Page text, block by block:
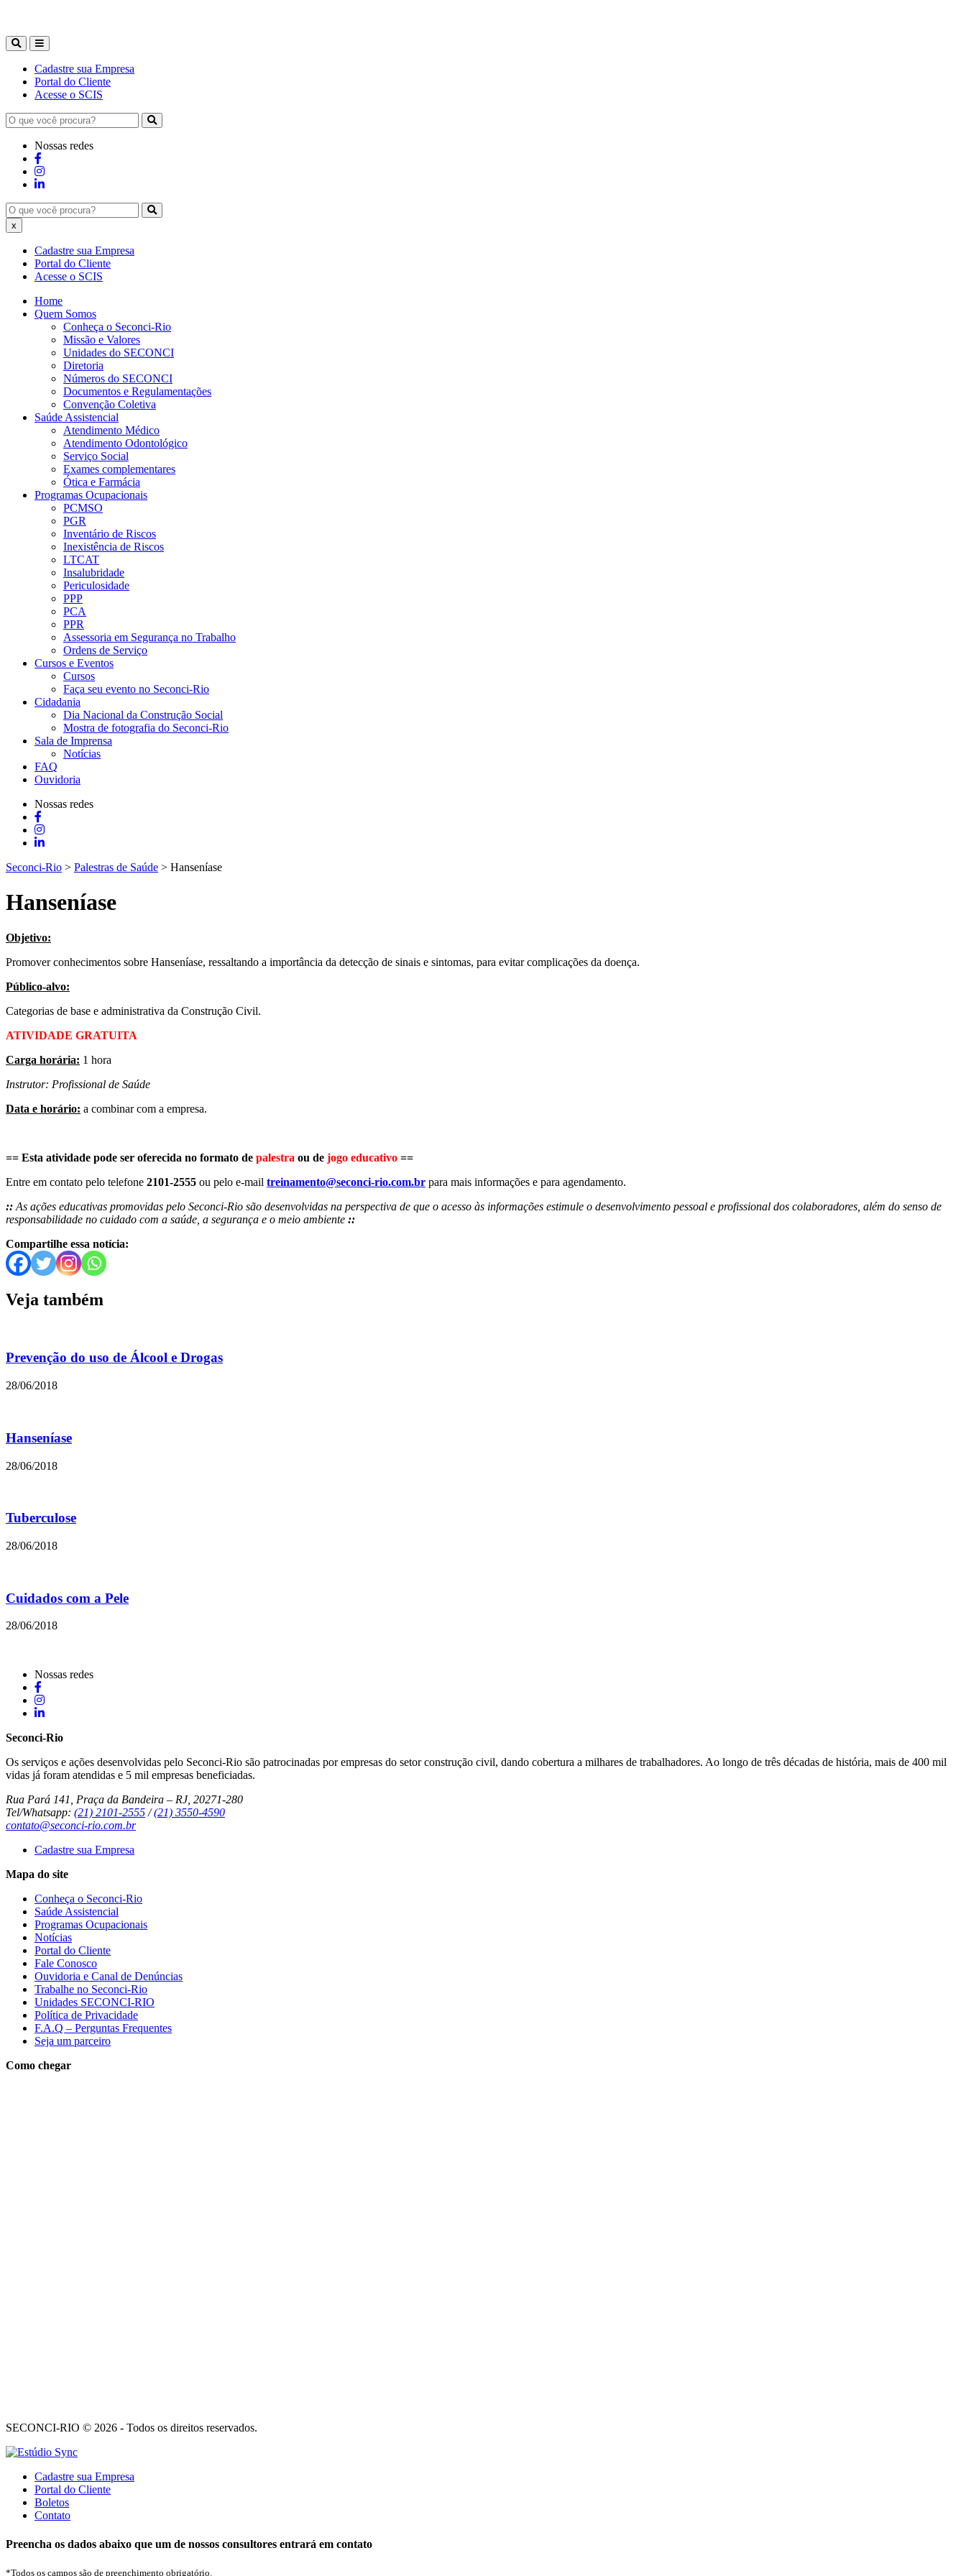
Cadastre sua Empresa
Portal do Cliente
Acesse o SCIS
Nossas redes
x
Cadastre sua Empresa
Portal do Cliente
Acesse o SCIS
Home
Quem Somos
Conheça o Seconci-Rio
Missão e Valores
Unidades do SECONCI
Diretoria
Números do SECONCI
Documentos e Regulamentações
Convenção Coletiva
Saúde Assistencial
Atendimento Médico
Atendimento Odontológico
Serviço Social
Exames complementares
Ótica e Farmácia
Programas Ocupacionais
PCMSO
PGR
Inventário de Riscos
Inexistência de Riscos
LTCAT
Insalubridade
Periculosidade
PPP
PCA
PPR
Assessoria em Segurança no Trabalho
Ordens de Serviço
Cursos e Eventos
Cursos
Faça seu evento no Seconci-Rio
Cidadania
Dia Nacional da Construção Social
Mostra de fotografia do Seconci-Rio
Sala de Imprensa
Notícias
FAQ
Ouvidoria
Nossas redes
Seconci-Rio > Palestras de Saúde > Hanseníase
Hanseníase
Objetivo:
Promover conhecimentos sobre Hanseníase, ressaltando a importância da detecção de sinais e sintomas, para evitar complicações da doença.
Público-alvo:
Categorias de base e administrativa da Construção Civil.
ATIVIDADE GRATUITA
Carga horária: 1 hora
Instrutor: Profissional de Saúde
Data e horário: a combinar com a empresa.
== Esta atividade pode ser oferecida no formato de palestra ou de jogo educativo ==
Entre em contato pelo telefone 2101-2555 ou pelo e-mail treinamento@seconci-rio.com.br para mais informações e para agendamento.
:: As ações educativas promovidas pelo Seconci-Rio são desenvolvidas na perspectiva de que o acesso às informações estimule o desenvolvimento pessoal e profissional dos colaboradores, além do senso de
responsabilidade no cuidado com a saúde, a segurança e o meio ambiente ::
Compartilhe essa notícia:
Veja também
Prevenção do uso de Álcool e Drogas
28/06/2018
Hanseníase
28/06/2018
Tuberculose
28/06/2018
Cuidados com a Pele
28/06/2018
Nossas redes
Seconci-Rio
Os serviços e ações desenvolvidas pelo Seconci-Rio são patrocinadas por empresas do setor construção civil, dando cobertura a milhares de trabalhadores. Ao longo de três décadas de história, mais de 400 mil
vidas já foram atendidas e 5 mil empresas beneficiadas.
Rua Pará 141, Praça da Bandeira – RJ, 20271-280
Tel/Whatsapp: (21) 2101-2555/(21) 3550-4590
contato@seconci-rio.com.br
Cadastre sua Empresa
Mapa do site
Conheça o Seconci-Rio
Saúde Assistencial
Programas Ocupacionais
Notícias
Portal do Cliente
Fale Conosco
Ouvidoria e Canal de Denúncias
Trabalhe no Seconci-Rio
Unidades SECONCI-RIO
Política de Privacidade
F.A.Q – Perguntas Frequentes
Seja um parceiro
Como chegar
SECONCI-RIO © 2026 - Todos os direitos reservados.
Cadastre sua Empresa
Portal do Cliente
Boletos
Contato
Preencha os dados abaixo que um de nossos consultores entrará em contato
*Todos os campos são de preenchimento obrigatório.